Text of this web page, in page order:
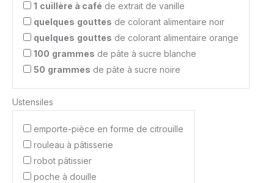
1 cuillère à café de extrait de vanille
quelques gouttes de colorant alimentaire noir
quelques gouttes de colorant alimentaire orange
100 grammes de pâte à sucre blanche
50 grammes de pâte à sucre noire
Ustensiles
emporte-pièce en forme de citrouille
rouleau à pâtisserie
robot pâtissier
poche à douille